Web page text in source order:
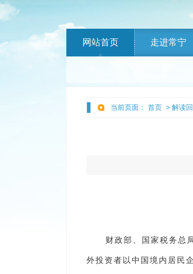
网站首页 走进常宁
当前页面： 首页 > 解读
财政部、国家税务总
外投资者以中国境内居民